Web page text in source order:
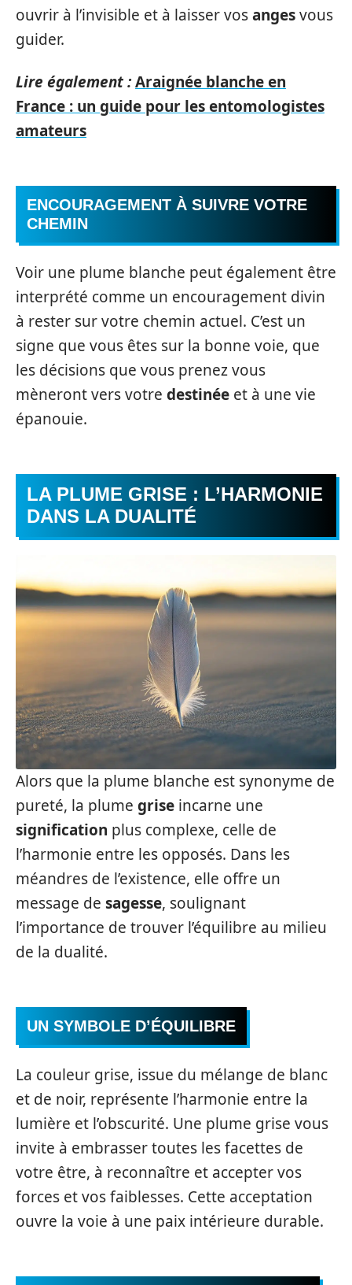
ouvrir à l’invisible et à laisser vosangesvous
guider.
Lire également :Araignée blanche en
France : un guide pour les entomologistes
amateurs
ENCOURAGEMENT À SUIVRE VOTRE
CHEMIN
Voir une plume blanche peut également être
interprété comme un encouragement divin
à rester sur votre chemin actuel. C’est un
signe que vous êtes sur la bonne voie, que
les décisions que vous prenez vous
mèneront vers votre destinée et à une vie
épanouie.
LA PLUME GRISE : L’HARMONIE
DANS LA DUALITÉ
Alors que la plume blanche est synonyme de
pureté, la plume grise incarne une
signification plus complexe, celle de
l’harmonie entre les opposés. Dans les
méandres de l’existence, elle offre un
message de sagesse, soulignant
l’importance de trouver l’équilibre au milieu
de la dualité.
UN SYMBOLE D’ÉQUILIBRE
La couleur grise, issue du mélange de blanc
et de noir, représente l’harmonie entre la
lumière et l’obscurité. Une plume grise vous
invite à embrasser toutes les facettes de
votre être, à reconnaître et accepter vos
forces et vos faiblesses. Cette acceptation
ouvre la voie à une paix intérieure durable.